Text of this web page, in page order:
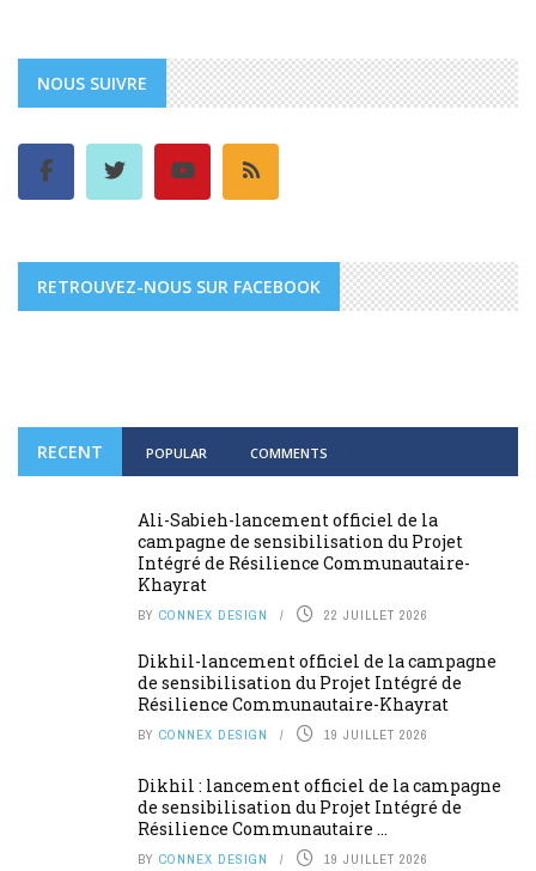
NOUS SUIVRE
RETROUVEZ-NOUS SUR FACEBOOK
RECENT POPULAR COMMENTS
Ali-Sabieh-lancement officiel de la
campagne de sensibilisation du Projet
Intégré de Résilience Communautaire-
Khayrat
BY CONNEX DESIGN 22 JUILLET 2026
Dikhil-lancement officiel de la campagne
de sensibilisation du Projet Intégré de
Résilience Communautaire-Khayrat
BY CONNEX DESIGN 19 JUILLET 2026
Dikhil : lancement officiel de la campagne
de sensibilisation du Projet Intégré de
Résilience Communautaire ...
BY CONNEX DESIGN 19 JUILLET 2026